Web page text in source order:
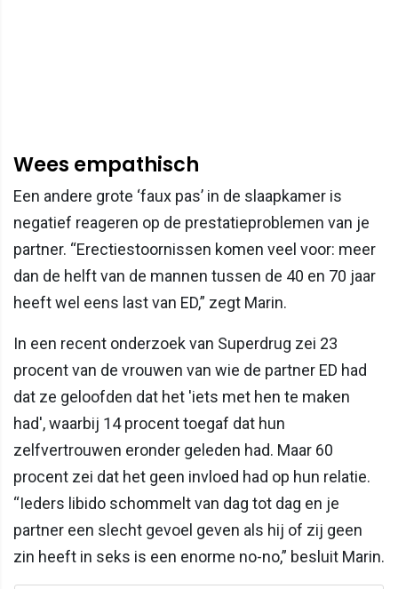
Wees empathisch
Een andere grote ‘faux pas’ in de slaapkamer is
negatief reageren op de prestatieproblemen van je
partner. “Erectiestoornissen komen veel voor: meer
dan de helft van de mannen tussen de 40 en 70 jaar
heeft wel eens last van ED,” zegt Marin.
In een recent onderzoek van Superdrug zei 23
procent van de vrouwen van wie de partner ED had
dat ze geloofden dat het 'iets met hen te maken
had', waarbij 14 procent toegaf dat hun
zelfvertrouwen eronder geleden had. Maar 60
procent zei dat het geen invloed had op hun relatie.
“Ieders libido schommelt van dag tot dag en je
partner een slecht gevoel geven als hij of zij geen
zin heeft in seks is een enorme no-no,” besluit Marin.